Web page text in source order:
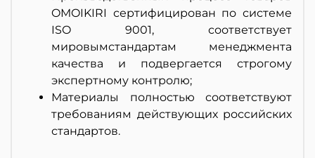
OMOIKIRI сертифицирован по системе
ISO 9001, соответствует
мировымстандартам менеджмента
качества и подвергается строгому
экспертному контролю;
Материалы полностью соответствуют
требованиям действующих российских
стандартов.